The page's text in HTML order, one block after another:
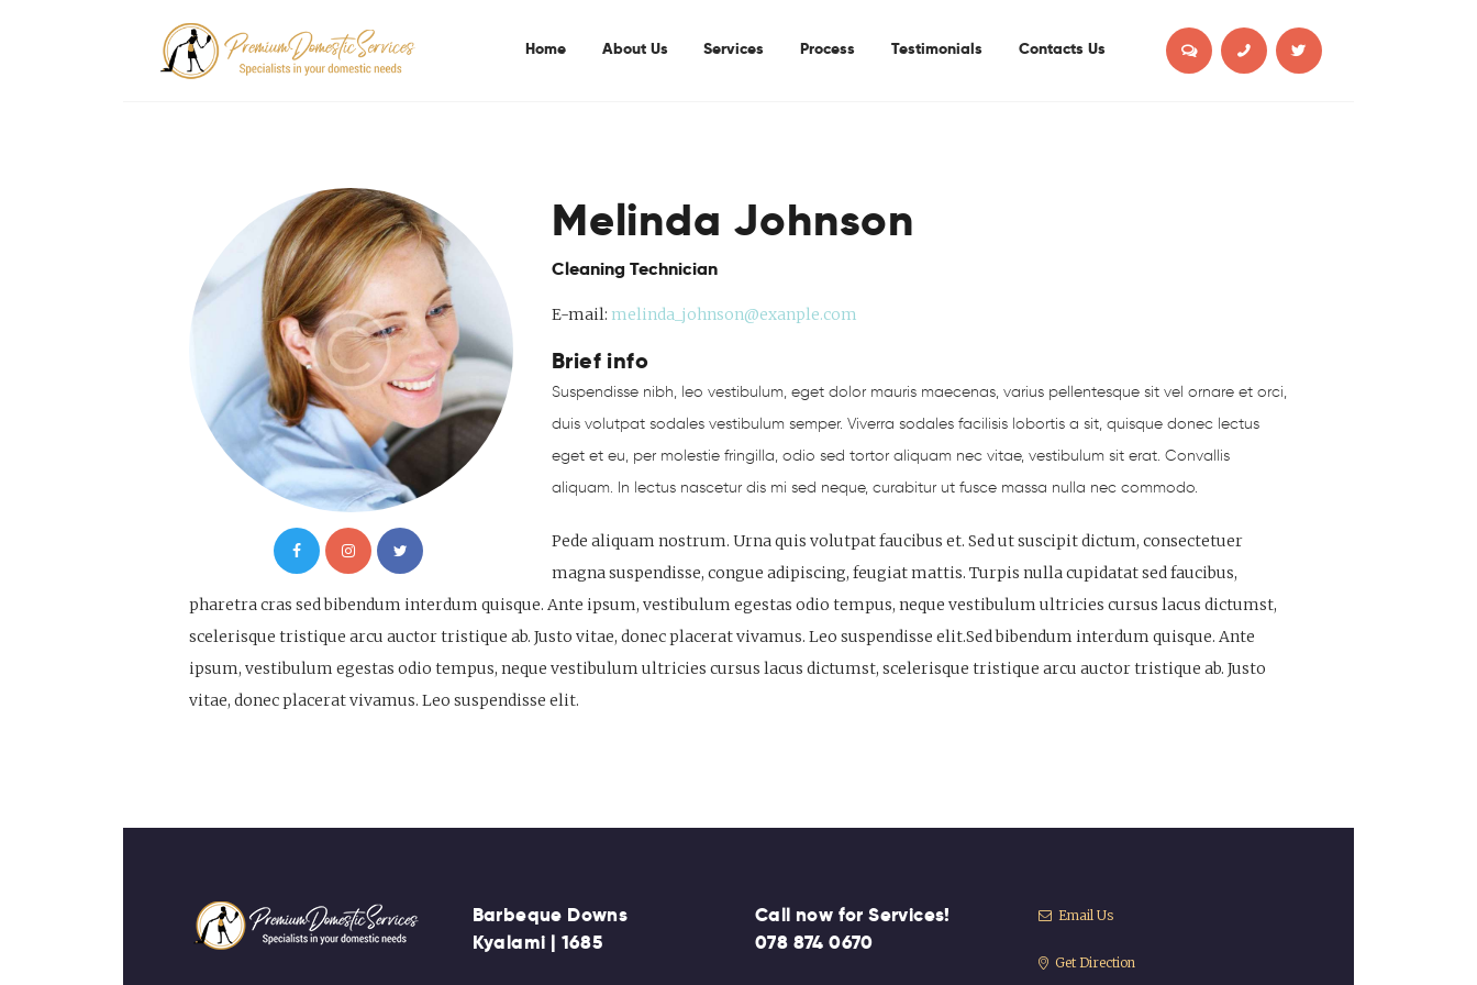
Home About Us Services Process Testimonials Contacts Us
Testimonials
Contacts Us
Melinda Johnson
Cleaning Technician
E-mail: melinda_johnson@exanple.com
Brief info
Suspendisse nibh, leo vestibulum, eget dolor mauris maecenas, varius pellentesque sit vel ornare et orci,
duis volutpat sodales vestibulum semper. Viverra sodales facilisis lobortis a sit, quisque donec lectus
eget et eu, per molestie fringilla, odio sed tortor aliquam nec vitae, vestibulum sit erat. Convallis
aliquam. In lectus nascetur dis mi sed neque, curabitur ut fusce massa nulla nec commodo.
Pede aliquam nostrum. Urna quis volutpat faucibus et. Sed ut suscipit dictum, consectetuer
magna suspendisse, congue adipiscing, feugiat mattis. Turpis nulla cupidatat sed faucibus,
pharetra cras sed bibendum interdum quisque. Ante ipsum, vestibulum egestas odio tempus, neque vestibulum ultricies cursus lacus dictumst,
scelerisque tristique arcu auctor tristique ab. Justo vitae, donec placerat vivamus. Leo suspendisse elit.Sed bibendum interdum quisque. Ante
ipsum, vestibulum egestas odio tempus, neque vestibulum ultricies cursus lacus dictumst, scelerisque tristique arcu auctor tristique ab. Justo
vitae, donec placerat vivamus. Leo suspendisse elit.
Barbeque Downs
Kyalami | 1685
Call now for Services!
078 874 0670
Email Us
Get Direction